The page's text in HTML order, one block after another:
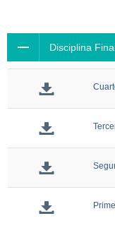
Disciplina